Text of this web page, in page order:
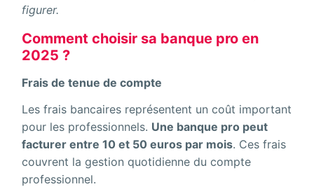
figurer.
Comment choisir sa banque pro en
2025 ?
Frais de tenue de compte
Les frais bancaires représentent un coût important
pour les professionnels. Une banque pro peut
facturer entre 10 et 50 euros par mois. Ces frais
couvrent la gestion quotidienne du compte
professionnel.